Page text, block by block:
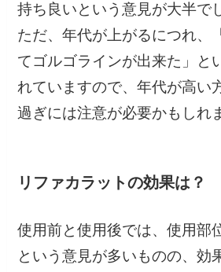
持ち良いという意見が大半で
ただ、年代が上がるにつれ、
てゴルゴラインが出来た」と
れていますので、年代が高い
過ぎには注意が必要かもしれ
リファカラットの効果は？
使用前と使用後では、使用部
という意見が多いものの、効